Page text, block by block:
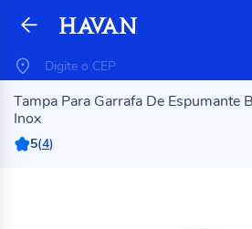
Tampa Para Garrafa De Espumante
Inox
5(4)